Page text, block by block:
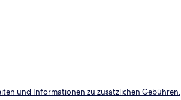
und Informationen zu zusätzlichen Gebühren.